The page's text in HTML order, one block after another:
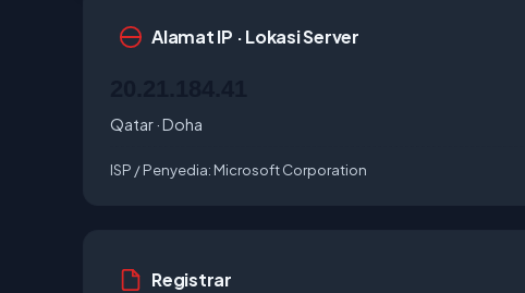
Alamat IP · Lokasi Server
Qatar · Doha
ISP / Penyedia: Microsoft Corporation
Registrar